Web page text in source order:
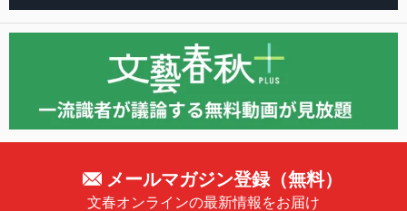
メールマガジン登録（無料）
文春オンラインの最新情報をお届け